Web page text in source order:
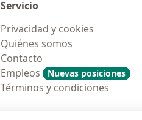
Servicio
Privacidad y cookies
Quiénes somos
Contacto
Empleos
Nuevas posiciones
Términos y condiciones